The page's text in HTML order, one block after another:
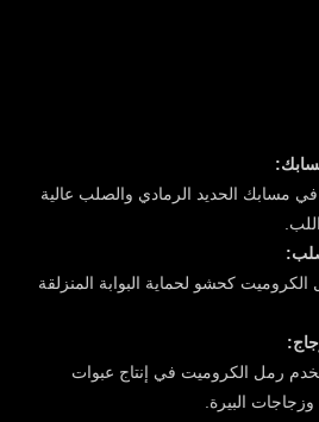
مسابك الحديد الرمادي والصلب عالية
كحشو لحماية البوابة المنزلقة
رمل الكروميت في إنتاج عبوات
البيرة.